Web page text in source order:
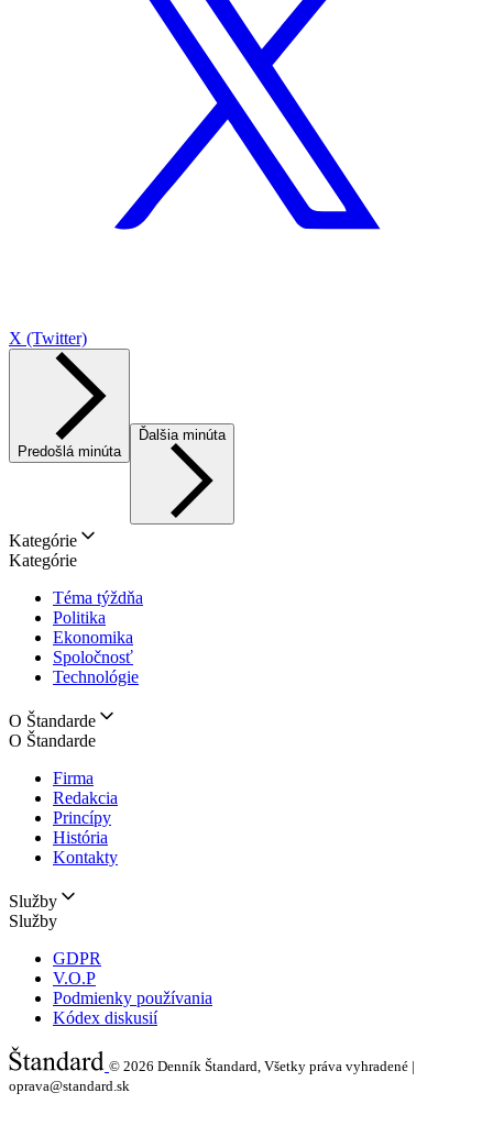
X (Twitter)
Predošlá minúta
Ďalšia minúta
Kategórie
Kategórie
Téma týždňa
Politika
Ekonomika
Spoločnosť
Technológie
O Štandarde
O Štandarde
Firma
Redakcia
Princípy
História
Kontakty
Služby
Služby
GDPR
V.O.P
Podmienky používania
Kódex diskusií
© 2026 Denník Štandard, Všetky práva vyhradené |
oprava@standard.sk